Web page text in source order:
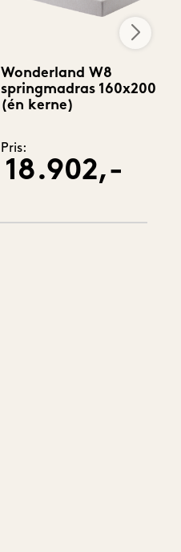
Wonderland W8
springmadras 160x200 cm
(én kerne)
Pris:
18.902,-